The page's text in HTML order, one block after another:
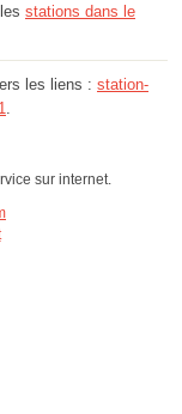
, les stations dans le
les liens : station-
sur internet.